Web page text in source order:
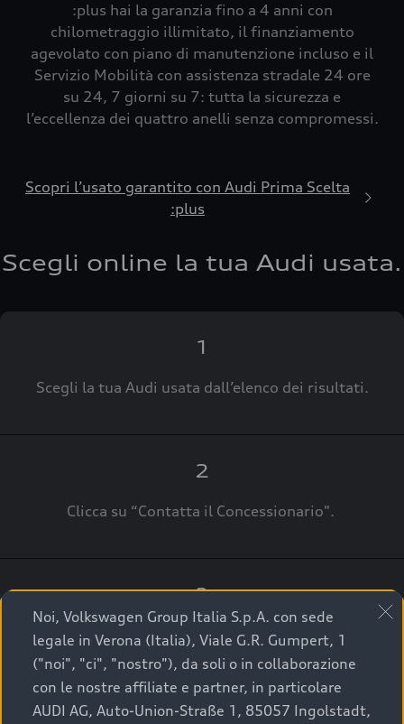
:plus hai la garanzia fino a 4 anni con
chilometraggio illimitato, il finanziamento
agevolato con piano di manutenzione incluso e il
Servizio Mobilità con assistenza stradale 24 ore
su 24, 7 giorni su 7: tutta la sicurezza e
l’eccellenza dei quattro anelli senza compromessi.
Scopri l’usato garantito con Audi Prima Scelta
:plus
Scegli online la tua Audi usata.
1
Scegli la tua Audi usata dall’elenco dei risultati.
2
Clicca su “Contatta il Concessionario".
3
A breve verrai ricontattato dal Customer Care
Audi Center o direttamente dal Concessionario
che ti supporterà per finalizzare la tua richiesta.
Noi, Volkswagen Group Italia S.p.A. con sede
legale in Verona (Italia), Viale G.R. Gumpert, 1
("noi", "ci", "nostro"), da soli o in collaborazione
con le nostre affiliate e partner, in particolare
AUDI AG, Auto-Union-Straße 1, 85057 Ingolstadt,